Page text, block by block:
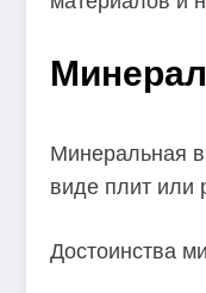
Минеральная
виде плит или
Достоинства